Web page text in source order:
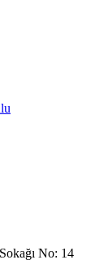
No: 14